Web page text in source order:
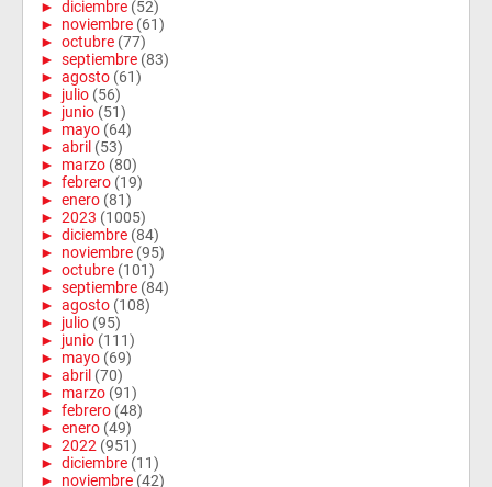
► diciembre (52)
► noviembre (61)
► octubre (77)
► septiembre (83)
► agosto (61)
► julio (56)
► junio (51)
► mayo (64)
► abril (53)
► marzo (80)
► febrero (19)
► enero (81)
► 2023 (1005)
► diciembre (84)
► noviembre (95)
► octubre (101)
► septiembre (84)
► agosto (108)
► julio (95)
► junio (111)
► mayo (69)
► abril (70)
► marzo (91)
► febrero (48)
► enero (49)
► 2022 (951)
► diciembre (11)
► noviembre (42)